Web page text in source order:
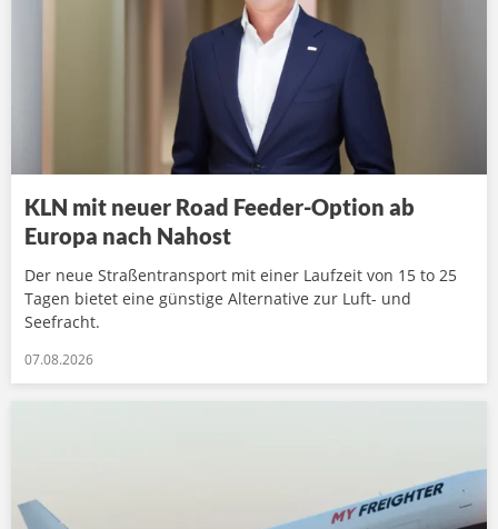
KLN mit neuer Road Feeder-Option ab
Europa nach Nahost
Der neue Straßentransport mit einer Laufzeit von 15 to 25
Tagen bietet eine günstige Alternative zur Luft- und
Seefracht.
07.08.2026